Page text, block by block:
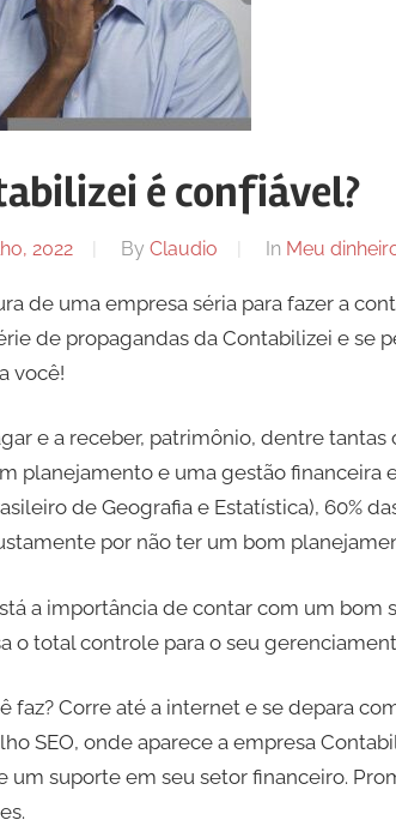
é confiável?
2022 By Claudio In Meu
de uma empresa séria para fazer a
de propagandas da Contabilizei e se
você!
e a receber, patrimônio, dentre
planejamento e uma gestão financeira
de Geografia e Estatística), 60%
por não ter um bom
a importância de contar com um
o total controle para o seu
faz? Corre até a internet e se depara
SEO, onde aparece a empresa
um suporte em seu setor financeiro.